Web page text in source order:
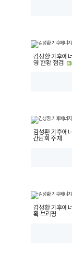
김성환 기후에
영 현황 점검
김성환 기후에
간담회 주재
김성환 기후에
획 브리핑